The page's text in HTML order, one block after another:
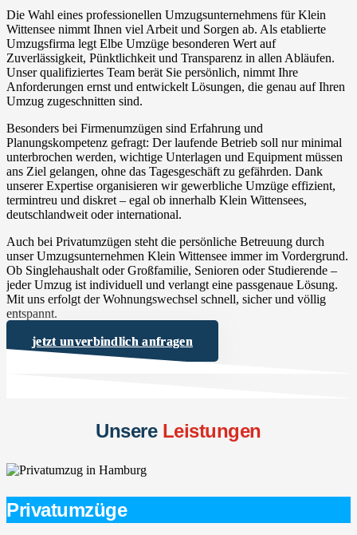
Die Wahl eines professionellen Umzugsunternehmens für Klein
Wittensee nimmt Ihnen viel Arbeit und Sorgen ab. Als etablierte
Umzugsfirma legt Elbe Umzüge besonderen Wert auf
Zuverlässigkeit, Pünktlichkeit und Transparenz in allen Abläufen.
Unser qualifiziertes Team berät Sie persönlich, nimmt Ihre
Anforderungen ernst und entwickelt Lösungen, die genau auf Ihren
Umzug zugeschnitten sind.
Besonders bei Firmenumzügen sind Erfahrung und
Planungskompetenz gefragt: Der laufende Betrieb soll nur minimal
unterbrochen werden, wichtige Unterlagen und Equipment müssen
ans Ziel gelangen, ohne das Tagesgeschäft zu gefährden. Dank
unserer Expertise organisieren wir gewerbliche Umzüge effizient,
termintreu und diskret – egal ob innerhalb Klein Wittensees,
deutschlandweit oder international.
Auch bei Privatumzügen steht die persönliche Betreuung durch
unser Umzugsunternehmen Klein Wittensee immer im Vordergrund.
Ob Singlehaushalt oder Großfamilie, Senioren oder Studierende –
jeder Umzug ist individuell und verlangt eine passgenaue Lösung.
Mit uns erfolgt der Wohnungswechsel schnell, sicher und völlig
entspannt.
jetzt unverbindlich anfragen
UnsereLeistungen
Privatumzüge